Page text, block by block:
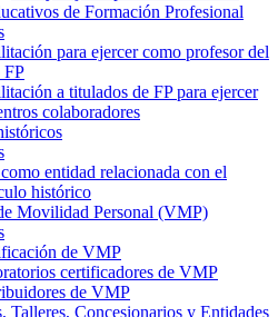
de Formación Profesional
para ejercer como profesor del
FP
a titulados de FP para ejercer
colaboradores
entidad relacionada con el
histórico
Movilidad Personal (VMP)
de VMP
certificadores de VMP
de VMP
Talleres, Concesionarios y Entidades